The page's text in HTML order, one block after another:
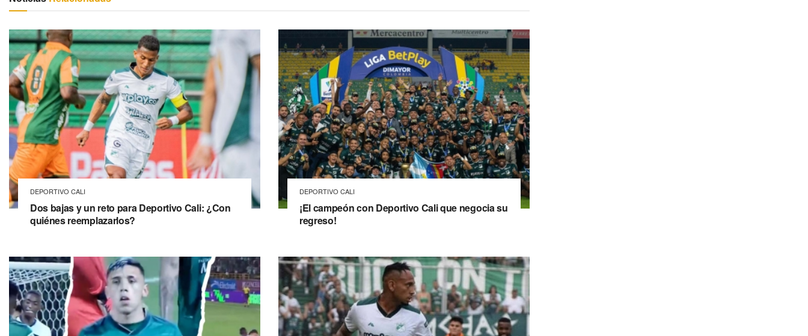
DEPORTIVO CALI
Dos bajas y un reto para Deportivo Cali: ¿Con
quiénes reemplazarlos?
DEPORTIVO CALI
¡El campeón con Deportivo Cali que negocia su
regreso!